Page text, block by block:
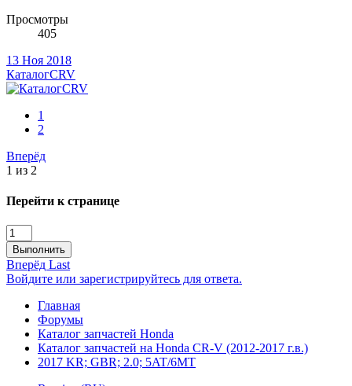
Просмотры
405
13 Ноя 2018
КаталогCRV
1
2
Вперёд
1 из 2
Перейти к странице
Выполнить
Вперёд Last
Войдите или зарегистрируйтесь для ответа.
Главная
Форумы
Каталог запчастей Honda
Каталог запчастей на Honda CR-V (2012-2017 г.в.)
2017 KR; GBR; 2.0; 5AT/6MT